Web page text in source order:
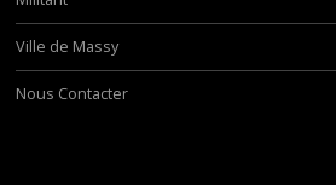
Ville de Massy
Nous Contacter